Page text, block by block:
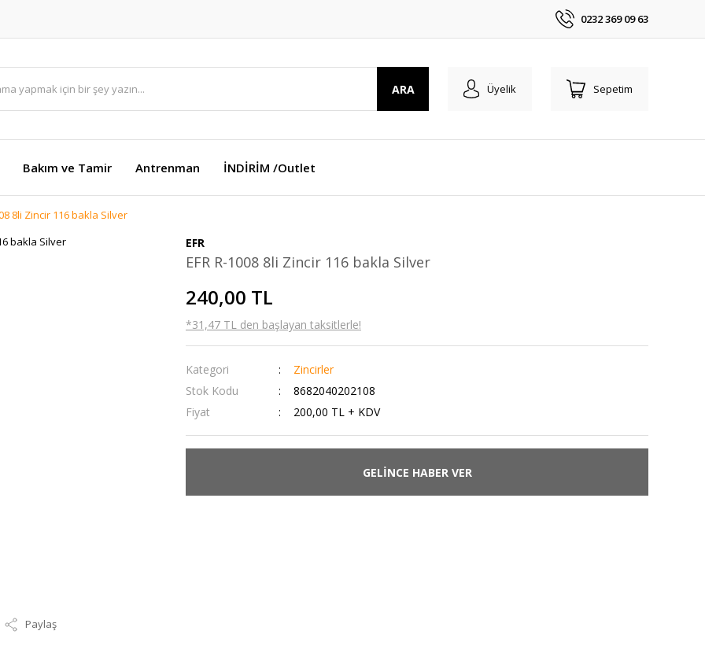
0232 369 09 63
ARA Üyelik Sepetim
Bakım ve Tamir Antrenman İNDİRİM /Outlet
8li Zincir 116 bakla Silver
Paylaş
EFR
EFR R-1008 8li Zincir 116 bakla Silver
240,00 TL
*31,47 TL den başlayan taksitlerle!
Kategori
Zincirler
Stok Kodu
8682040202108
Fiyat
200,00 TL + KDV
GELİNCE HABER VER